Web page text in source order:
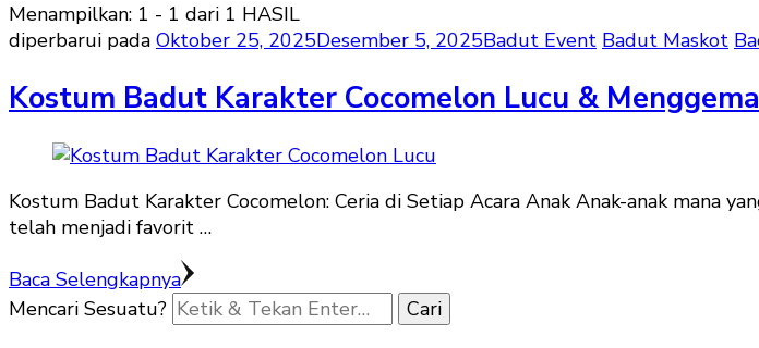
Menampilkan: 1 - 1 dari 1 HASIL
diperbarui pada Oktober 25, 2025Desember 5, 2025Badut Event Badut Maskot
Kostum Badut Karakter Cocomelon Lucu &
Kostum Badut Karakter Cocomelon: Ceria di Setiap Acara Anak Anak-anak mana
telah menjadi favorit …
Baca Selengkapnya
Mencari Sesuatu?